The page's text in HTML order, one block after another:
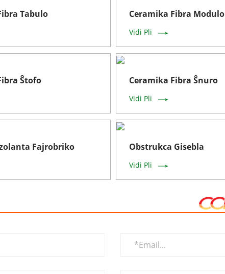
Tabulo Ceramika Fibra Modulo
Vidi Pli
Ŝtofo Ceramika Fibra Ŝnuro
Vidi Pli
Fajrobriko Obstrukca Gisebla
Vidi Pli